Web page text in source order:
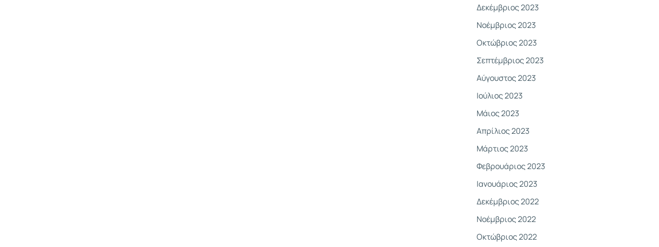
Δεκέμβριος 2023
Νοέμβριος 2023
Οκτώβριος 2023
Σεπτέμβριος 2023
Αύγουστος 2023
Ιούλιος 2023
Μάιος 2023
Απρίλιος 2023
Μάρτιος 2023
Φεβρουάριος 2023
Ιανουάριος 2023
Δεκέμβριος 2022
Νοέμβριος 2022
Οκτώβριος 2022